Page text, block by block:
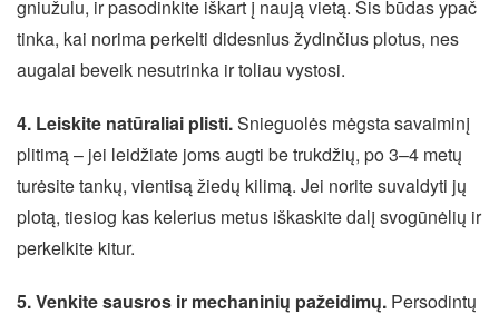
gniužulu, ir pasodinkite iškart į naują vietą. Šis būdas ypač
tinka, kai norima perkelti didesnius žydinčius plotus, nes
augalai beveik nesutrinka ir toliau vystosi.
4. Leiskite natūraliai plisti.Snieguolės mėgsta savaiminį
plitimą – jei leidžiate joms augti be trukdžių, po 3–4 metų
turėsite tankų, vientisą žiedų kilimą. Jei norite suvaldyti jų
plotą, tiesiog kas kelerius metus iškaskite dalį svogūnėlių ir
perkelkite kitur.
5. Venkite sausros ir mechaninių pažeidimų. Persodintų